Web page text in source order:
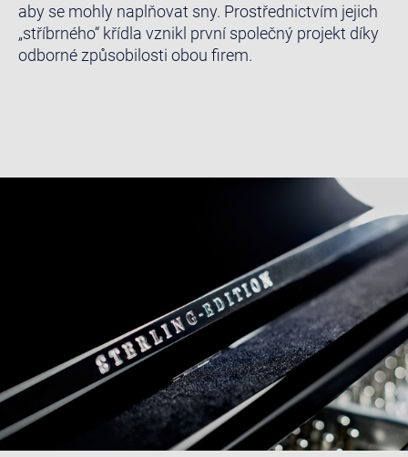
aby se mohly naplňovat sny. Prostřednictvím jejich
„stříbrného“ křídla vznikl první společný projekt díky
odborné způsobilosti obou firem.